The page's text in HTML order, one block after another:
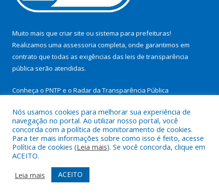
Muito mais que criar site ou sistema para prefeituras!
Realizamos uma assessoria completa, onde garantimos em
contrato que todas as exigências das leis de transparência
pública serão atendidas.
Conheça o PNTP e o Radar da Transparência Pública
Todos os direitos reservados a Prefeitura Municipal de São
Miguel do Guamá.
Mapa do Site
Acessar Área Administrativa
Acessar Webmail
Nós usamos cookies para melhorar sua experiência de
navegação no portal. Ao utilizar nosso portal, você
concorda com a política de monitoramento de cookies.
Para ter mais informações sobre como isso é feito, acesse
Política de cookies (Leia mais). Se você concorda, clique em
ACEITO.
Leia mais
ACEITO